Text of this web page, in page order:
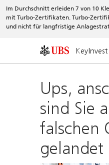
Im Durchschnitt erleiden 7 von 10
mit Turbo-Zertifikaten. Turbo-
und nicht für langfristige
KeyInvest
Ups,
sind Sie
falschen
gelandet